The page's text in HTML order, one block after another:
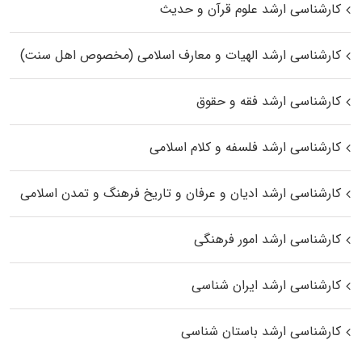
کارشناسی ارشد علوم قرآن و حدیث
کارشناسی ارشد الهیات و معارف اسلامی (مخصوص اهل سنت)
کارشناسی ارشد فقه و حقوق
کارشناسی ارشد فلسفه و کلام اسلامی
کارشناسی ارشد ادیان و عرفان و تاریخ فرهنگ و تمدن اسلامی
کارشناسی ارشد امور فرهنگی
کارشناسی ارشد ایران شناسی
کارشناسی ارشد باستان شناسی